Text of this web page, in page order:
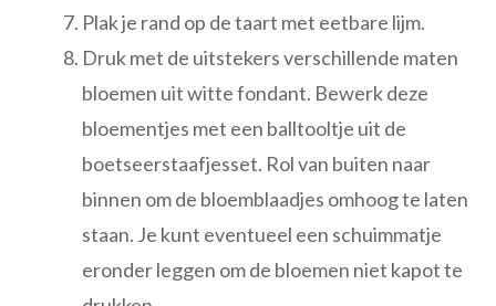
Plak je rand op de taart met eetbare lijm.
Druk met de uitstekers verschillende maten
bloemen uit witte fondant. Bewerk deze
bloementjes met een balltooltje uit de
boetseerstaafjesset. Rol van buiten naar
binnen om de bloemblaadjes omhoog te laten
staan. Je kunt eventueel een schuimmatje
eronder leggen om de bloemen niet kapot te